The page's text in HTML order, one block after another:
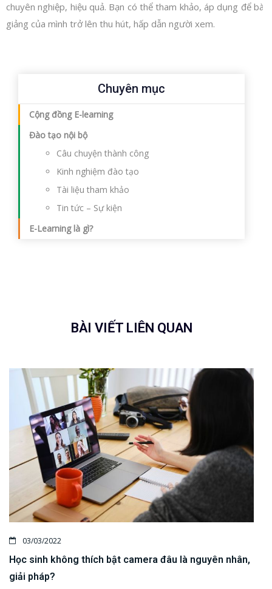
chuyên nghiệp, hiệu quả. Bạn có thể tham khảo, áp dụng để bài
giảng của mình trở lên thu hút, hấp dẫn người xem.
Chuyên mục
Cộng đồng E-learning
Đào tạo nội bộ
Câu chuyện thành công
Kinh nghiệm đào tạo
Tài liệu tham khảo
Tin tức – Sự kiện
E-Learning là gì?
BÀI VIẾT LIÊN QUAN
03/03/2022
Học sinh không thích bật camera đâu là nguyên nhân,
giải pháp?